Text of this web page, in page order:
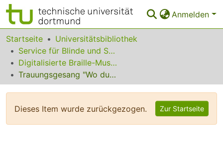
Anmelden
Bereiche & Sammlungen
Das gesamte Repositorium
Statistiken
Startseite
Universitätsbibliothek
Service für Blinde und Sehbehinderte
Digitalisierte Braille-Musik-Matrizen des VzfB
Trauungsgesang "Wo du hingehst" op. 21
Dieses Item wurde zurückgezogen. Zur Startseite